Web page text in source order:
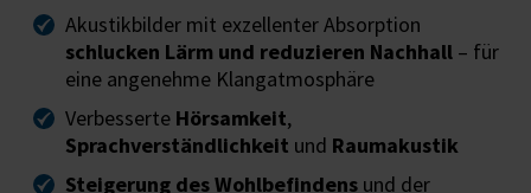
Akustikbilder mit exzellenter Absorption
schlucken Lärm und reduzieren Nachhall – für
eine angenehme Klangatmosphäre
Verbesserte Hörsamkeit,
Sprachverständlichkeit und Raumakustik
Steigerung des Wohlbefindens und der